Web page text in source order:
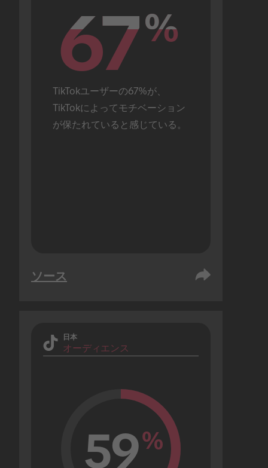
67%
67%
TikTokユーザーの67%が、
TikTokによってモチベーション
が保たれていると感じている。
ソース
日本
オーディエンス
59%